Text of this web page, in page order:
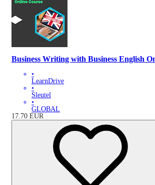
Business Writing with Business English
•
LearnDrive
•
Sleutel
•
GLOBAL
17.70 EUR